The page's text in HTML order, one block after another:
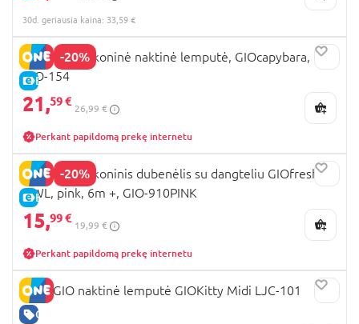
30d. geriausia kaina: 33,59 €
-20%
E-KAINA
INNOGIO silikoninė naktinė lemputė, GIOcapybara,
GIO-154
21,59 €
26,99 €
Perkant papildomą prekę internetu
-20%
E-KAINA
INNOGIO silikoninis dubenėlis su dangteliu GIOfresh
OWL, pink, 6m +, GIO-910PINK
15,99 €
19,99 €
Perkant papildomą prekę internetu
GERA KAINA
INNOGIO naktinė lemputė GIOKitty Midi LJC-101